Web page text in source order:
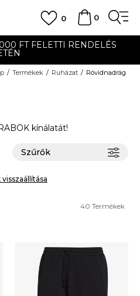
0
0
ÉS BANKKÁRTYÁS
Termékek Ruházat Rövidnadrág
kínálatát!
Szűrők
visszaállítása
40 Termékek